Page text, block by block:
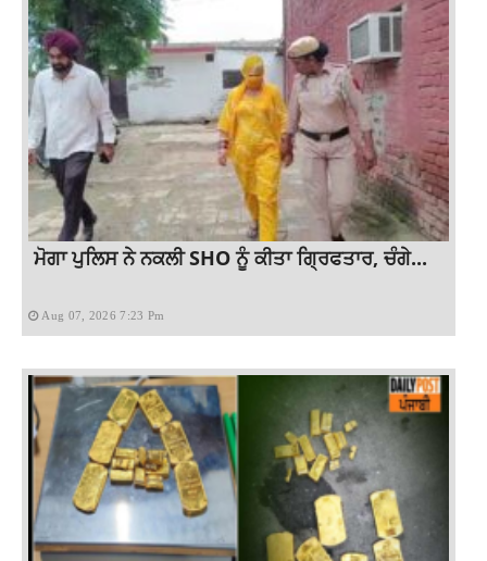
ਮੋਗਾ ਪੁਲਿਸ ਨੇ ਨਕਲੀ SHO ਨੂੰ ਕੀਤਾ ਗ੍ਰਿਫਤਾਰ, ਚੰਗੇ...
Aug 07, 2026 7:23 Pm